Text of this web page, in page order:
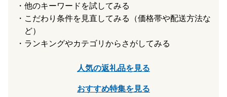
他のキーワードを試してみる
こだわり条件を見直してみる（価格帯や配送方法な
ど）
ランキングやカテゴリからさがしてみる
人気の返礼品を見る
おすすめ特集を見る